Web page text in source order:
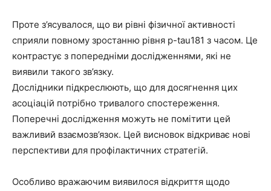
Проте з’ясувалося, що ви рівні фізичної активності
сприяли повному зростанню рівня p-tau181 з часом. Це
контрастує з попередніми дослідженнями, які не
виявили такого зв’язку.
Дослідники підкреслюють, що для досягнення цих
асоціацій потрібно тривалого спостереження.
Поперечні дослідження можуть не помітити цей
важливий взаємозв’язок. Цей висновок відкриває нові
перспективи для профілактичних стратегій.
Особливо вражаючим виявилося відкриття щодо